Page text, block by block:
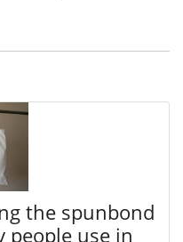
the spunbond
people use in